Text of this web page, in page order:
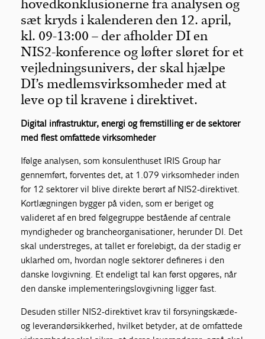
hovedkonklusionerne fra analysen og
sæt kryds i kalenderen den 12. april,
kl. 09-13:00 – der afholder DI en
NIS2-konference og løfter sløret for et
vejledningsunivers, der skal hjælpe
DI’s medlemsvirksomheder med at
leve op til kravene i direktivet.
Digital infrastruktur, energi og fremstilling er de sektorer
med flest omfattede virksomheder
Ifølge analysen, som konsulenthuset IRIS Group har
gennemført, forventes det, at 1.079 virksomheder inden
for 12 sektorer vil blive direkte berørt af NIS2-direktivet.
Kortlægningen bygger på viden, som er beriget og
valideret af en bred følgegruppe bestående af centrale
myndigheder og brancheorganisationer, herunder DI. Det
skal understreges, at tallet er foreløbigt, da der stadig er
uklarhed om, hvordan nogle sektorer defineres i den
danske lovgivning. Et endeligt tal kan først opgøres, når
den danske implementeringslovgivning ligger fast.
Desuden stiller NIS2-direktivet krav til forsyningskæde-
og leverandørsikkerhed, hvilket betyder, at de omfattede